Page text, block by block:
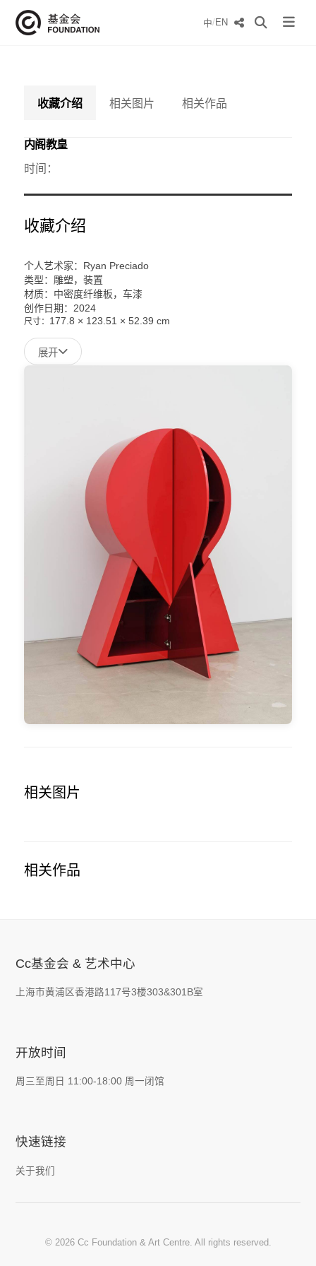
中/EN
收藏介绍 相关图片 相关作品
内阁教皇
时间：
收藏介绍
个人艺术家：Ryan Preciado
类型：雕塑，装置
材质：中密度纤维板，车漆
创作日期：2024
尺寸： 177.8 × 123.51 × 52.39 cm
展开
相关图片
相关作品
Cc基金会 & 艺术中心
上海市黄浦区香港路117号3楼303&301B室
开放时间
周三至周日 11:00-18:00 周一闭馆
快速链接
关于我们
© 2026 Cc Foundation & Art Centre. All rights reserved.